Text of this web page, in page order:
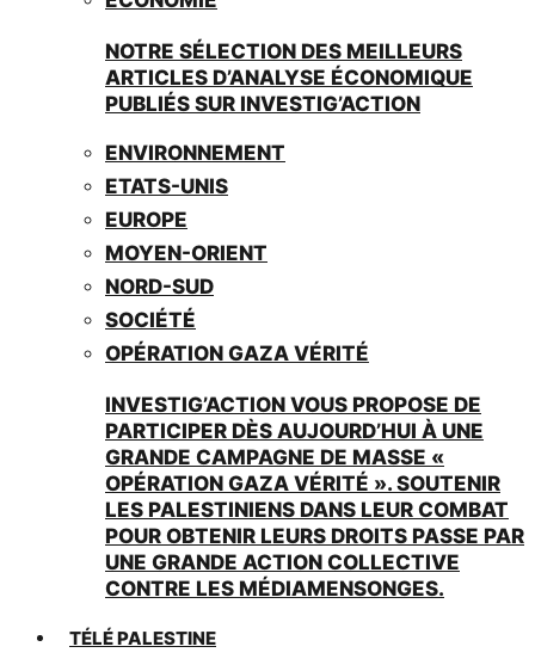
NOTRE SÉLECTION DES MEILLEURS
ARTICLES D’ANALYSE ÉCONOMIQUE
PUBLIÉS SUR INVESTIG’ACTION
ENVIRONNEMENT
ETATS-UNIS
EUROPE
MOYEN-ORIENT
NORD-SUD
SOCIÉTÉ
OPÉRATION GAZA VÉRITÉ
INVESTIG’ACTION VOUS PROPOSE DE
PARTICIPER DÈS AUJOURD’HUI À UNE
GRANDE CAMPAGNE DE MASSE «
OPÉRATION GAZA VÉRITÉ ». SOUTENIR
LES PALESTINIENS DANS LEUR COMBAT
POUR OBTENIR LEURS DROITS PASSE PAR
UNE GRANDE ACTION COLLECTIVE
CONTRE LES MÉDIAMENSONGES.
TÉLÉ PALESTINE